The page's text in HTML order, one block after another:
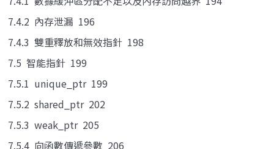
7.4.2 內存泄漏 196
7.4.3 雙重釋放和無效指針 198
7.5 智能指針 199
7.5.1 unique_ptr 199
7.5.2 shared_ptr 202
7.5.3 weak_ptr 205
7.5.4 向函數傳遞參數 206